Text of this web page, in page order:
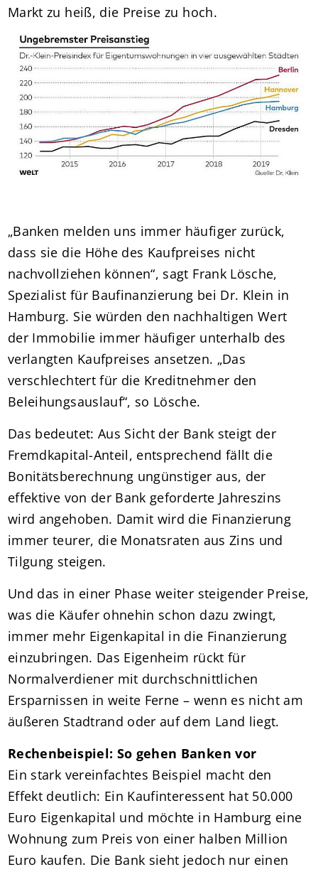
Markt zu heiß, die Preise zu hoch.
„Banken melden uns immer häufiger zurück,
dass sie die Höhe des Kaufpreises nicht
nachvollziehen können“, sagt Frank Lösche,
Spezialist für Baufinanzierung bei Dr. Klein in
Hamburg. Sie würden den nachhaltigen Wert
der Immobilie immer häufiger unterhalb des
verlangten Kaufpreises ansetzen. „Das
verschlechtert für die Kreditnehmer den
Beleihungsauslauf“, so Lösche.
Das bedeutet: Aus Sicht der Bank steigt der
Fremdkapital-Anteil, entsprechend fällt die
Bonitätsberechnung ungünstiger aus, der
effektive von der Bank geforderte Jahreszins
wird angehoben. Damit wird die Finanzierung
immer teurer, die Monatsraten aus Zins und
Tilgung steigen.
Und das in einer Phase weiter steigender Preise,
was die Käufer ohnehin schon dazu zwingt,
immer mehr Eigenkapital in die Finanzierung
einzubringen. Das Eigenheim rückt für
Normalverdiener mit durchschnittlichen
Ersparnissen in weite Ferne – wenn es nicht am
äußeren Stadtrand oder auf dem Land liegt.
Rechenbeispiel: So gehen Banken vor
Ein stark vereinfachtes Beispiel macht den
Effekt deutlich: Ein Kaufinteressent hat 50.000
Euro Eigenkapital und möchte in Hamburg eine
Wohnung zum Preis von einer halben Million
Euro kaufen. Die Bank sieht jedoch nur einen